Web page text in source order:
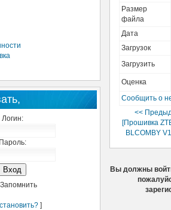
Логин:
Пароль:
Запомнить
]
Размер
файла
Дата
Загрузок
Загрузить
Оценка
Сообщить о
<<
[Прошивка
BLCOMBY
Вы должны